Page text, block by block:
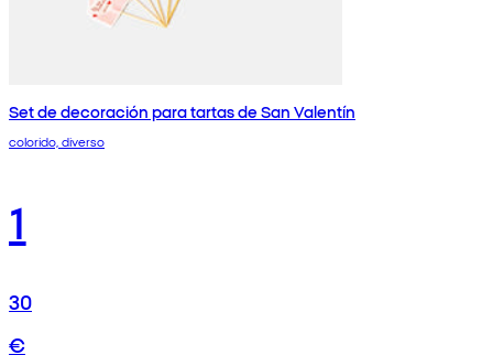
Set de decoración para tartas de San Valentín
colorido, diverso
1
30
€